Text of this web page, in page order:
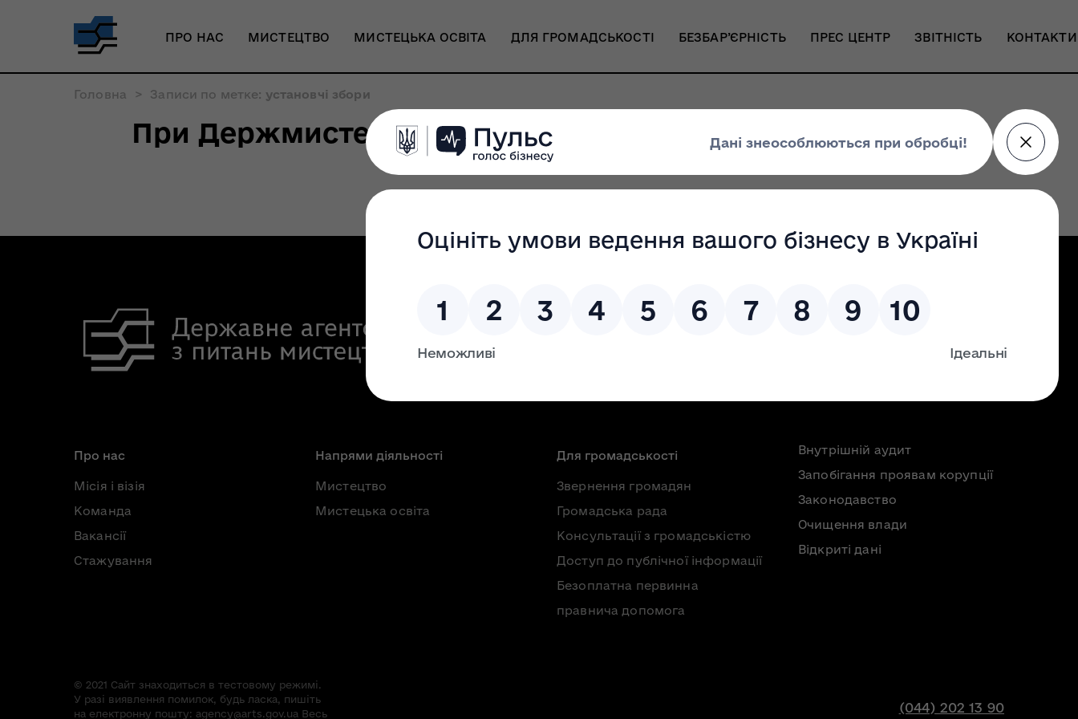
ПРО НАС МИСТЕЦТВО МИСТЕЦЬКА ОСВІТА ДЛЯ ГРОМАДСЬКОСТІ БЕЗБАР’ЄРНІСТЬ ПРЕС ЦЕНТР ЗВІТНІСТЬ КОНТАКТИ
Головна > Записи по метке: установчі збори
При Держмистецтв вперше створено громадську раду
Налаштування доступності
Про нас
Місія і візія
Команда
Вакансії
Стажування
Напрями діяльності
Мистецтво
Мистецька освіта
Для громадськості
Звернення громадян
Громадська рада
Консультації з громадськістю
Доступ до публічної інформації
Безоплатна первинна
правнича допомога
Внутрішній аудит
Запобігання проявам корупції
Законодавство
Очищення влади
Відкриті дані
© 2021 Сайт знаходиться в тестовому режимі.
У разі виявлення помилок, будь ласка, пишіть
на електронну пошту: agency@arts.gov.ua Весь (044) 202 13 90